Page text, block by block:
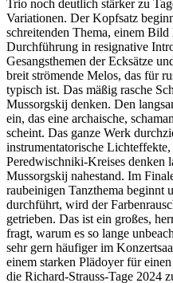
Trio noch deutlich stärker zu
Variationen. Der Kopfsatz
schreitenden Thema, einem
Durchführung in resignative
Gesangsthemen der Ecksätze
breit strömende Melos, das für
typisch ist. Das mäßig rasche
Mussorgskij denken. Den
ein, das eine archaische,
scheint. Das ganze Werk
instrumentatorische
Peredwischniki-Kreises denken
Mussorgskij nahestand. Im
raubeinigen Tanzthema beginnt
durchführt, wird der
getrieben. Das ist ein großes,
fragt, warum es so lange
sehr gern häufiger im
einem starken Plädoyer für
die Richard-Strauss-Tage 2024